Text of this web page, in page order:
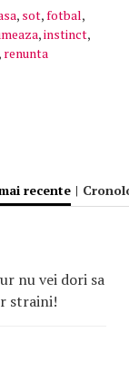
, sot,fotbal,
,instinct,
, renunta
recente |
nu vei dori sa
straini!